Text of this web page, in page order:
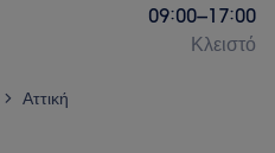
09:00–17:00
Κλειστό
> Αττική